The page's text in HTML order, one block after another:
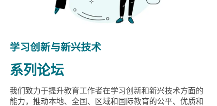
学习创新与新兴技术
系列论坛
我们致力于提升教育工作者在学习创新和新兴技术方面的
能力，推动本地、全国、区域和国际教育的公平、优质和